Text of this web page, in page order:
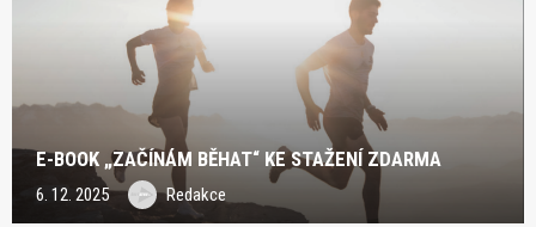
E-BOOK „ZAČÍNÁM BĚHAT“ KE STAŽENÍ ZDARMA
6. 12. 2025 Redakce